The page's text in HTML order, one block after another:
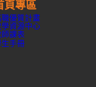
頁專區
職優質計畫
資源中心
課表
手冊